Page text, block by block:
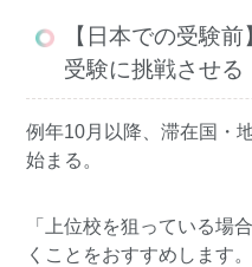
【日本での受験
受験に挑戦させる
例年10月以降、滞在国・
始まる。
「上位校を狙っている場
くことをおすすめします